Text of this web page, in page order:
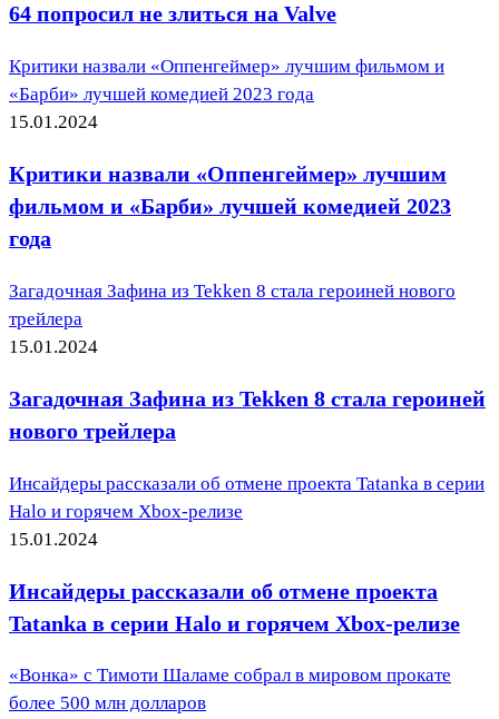
64 попросил не злиться на Valve
Критики назвали «Оппенгеймер» лучшим фильмом и
«Барби» лучшей комедией 2023 года
15.01.2024
Критики назвали «Оппенгеймер» лучшим
фильмом и «Барби» лучшей комедией 2023
года
Загадочная Зафина из Tekken 8 стала героиней нового
трейлера
15.01.2024
Загадочная Зафина из Tekken 8 стала героиней
нового трейлера
Инсайдеры рассказали об отмене проекта Tatanka в серии
Halo и горячем Xbox-релизе
15.01.2024
Инсайдеры рассказали об отмене проекта
Tatanka в серии Halo и горячем Xbox-релизе
«Вонка» с Тимоти Шаламе собрал в мировом прокате
более 500 млн долларов